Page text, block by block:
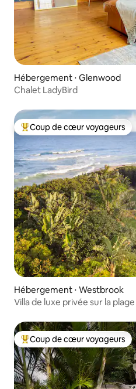
Hébergement ⋅ Glenwood
Chalet LadyBird
Coups de cœur voyageurs les
Coup de cœur voyageurs
Hébergement ⋅ Westbrook
Villa de luxe privée sur la
Coups de cœur voyageurs les
Coup de cœur voyageurs